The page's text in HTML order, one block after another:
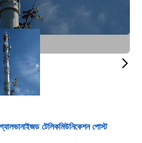
টেলিকমিউনিকেশন পোস্ট